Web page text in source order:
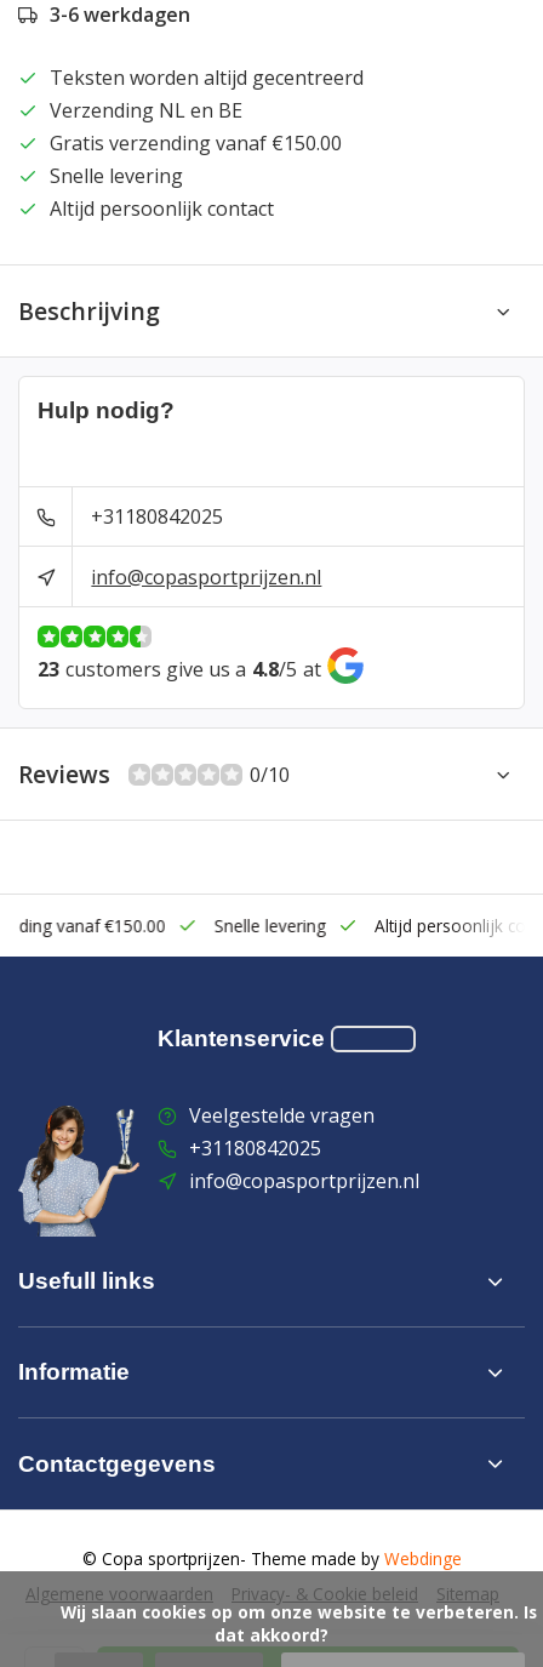
3-6 werkdagen
Teksten worden altijd gecentreerd
Verzending NL en BE
Gratis verzending vanaf €150.00
Snelle levering
Altijd persoonlijk contact
Beschrijving
Hulp nodig?
+31180842025
info@copasportprijzen.nl
23 customers give us a 4.8/5 at
Reviews 0/10
vanaf €150.00 Snelle levering Altijd persoonlijk
Klantenservice
Veelgestelde vragen
+31180842025
info@copasportprijzen.nl
Usefull links
Informatie
Contactgegevens
Algemene voorwaarden Privacy- & Cookie beleid Sitemap
© Copa sportprijzen- Theme made by Webdinge
            Wij slaan cookies op om onze website te verbeteren. Is
dat akkoord?